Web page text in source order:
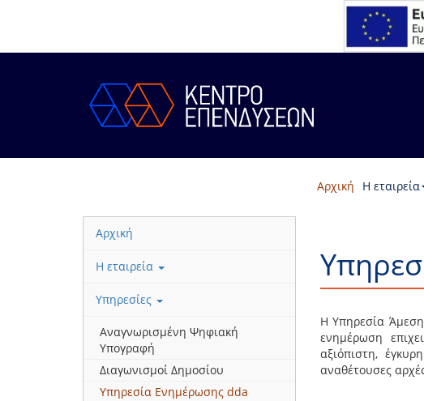
Αρχική Η εταιρεία
Αρχική
Η εταιρεία
Υπηρεσίες
Αναγνωρισμένη Ψηφιακή
Υπογραφή
Διαγωνισμοί Δημοσίου
Υπηρεσία Ενημέρωσης dda
Η Υπηρεσία
ενημέρωση
αξιόπιστη,
αναθέτουσες